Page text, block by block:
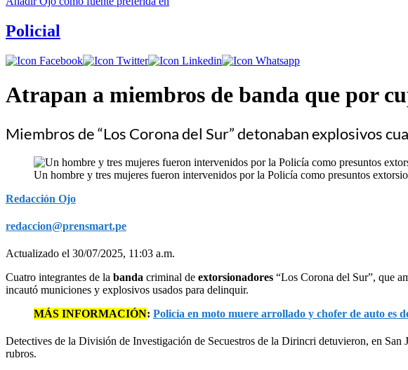
Policial
Atrapan a miembros de banda que por
Miembros de “Los Corona del Sur” detonaban explosivos
Un hombre y tres mujeres fueron intervenidos por la Policía como presuntos
Redacción Ojo
redaccion@prensmart.pe
Actualizado el 30/07/2025, 11:03 a.m.
Cuatro integrantes de la banda criminal de extorsionadores “Los Corona del Sur”, que
incautó municiones y explosivos usados para delinquir.
MÁS INFORMACIÓN: Policía en moto muere arrollado y chofer de auto es
Detectives de la División de Investigación de Secuestros de la Dirincri detuvieron, en San
rubros.